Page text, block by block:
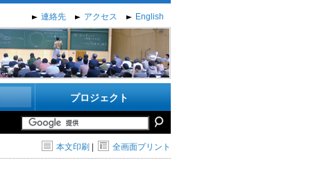
連絡先 アクセス English
プロジェクト
本文印刷 全画面プリント